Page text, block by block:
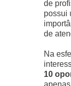
de
possui
de
Na
10